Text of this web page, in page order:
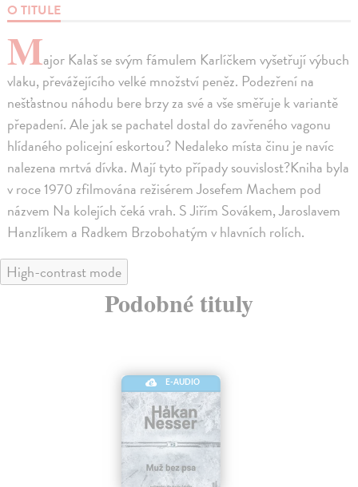
O TITULE
Major Kalaš se svým fámulem Karlíčkem vyšetřují výbuch
vlaku, převážejícího velké množství peněz. Podezření na
nešťastnou náhodu bere brzy za své a vše směřuje k variantě
přepadení. Ale jak se pachatel dostal do zavřeného vagonu
hlídaného policejní eskortou? Nedaleko místa činu je navíc
nalezena mrtvá dívka. Mají tyto případy souvislost?Kniha byla
v roce 1970 zfilmována režisérem Josefem Machem pod
názvem Na kolejích čeká vrah. S Jiřím Sovákem, Jaroslavem
Hanzlíkem a Radkem Brzobohatým v hlavních rolích.
High-contrast mode
Podobné tituly
E-AUDIO